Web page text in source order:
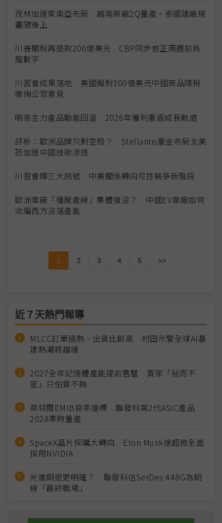
茂林加速東南亞布局 越南新廠2Q量產、泰國建廠規
畫隨後上
川普關稅再退款206億美元 CBP同步修正兩週前烏
龍數字
川習會成果落地 美國擬對300億美元中國商品降稅
徵詢公眾意見
明泰主力產品動能回溫 2026年獲利重返成長軌道
評析：歐洲品牌只剩空殼？ Stellantis重金布局北美
恐加速中國技術滲透
川習會釋三大訊號 中美關係轉向可控競爭新階段
歐洲車廠「殭屍產線」集體復活？ 中國EV車廠如何
收編西方沒落產能
1 2 3 4 5 >>
近７天熱門報導
MLCC訂單過熱、出貨比創高 村田示警全球AI基
建熱潮將趨緩
2027全年記憶體產能提前售罄 買家「祕而不
宣」只怕買不夠
英特爾EMIB良率達標 聯發科第2代ASIC產品
2028準時量產
SpaceX晶片採購大轉向 Elon Musk捨超微全面
採用NVIDIA
光進銅退更明確？ 聯發科估SerDes 448G為銅
線「最終戰場」